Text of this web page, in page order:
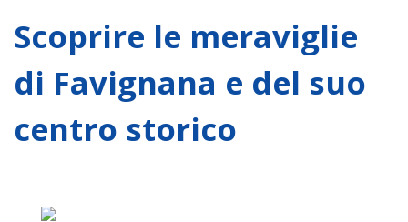
Scoprire le meraviglie
di Favignana e del suo
centro storico